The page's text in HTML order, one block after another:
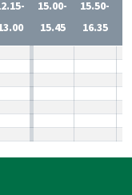
15.00-
15.45
15.50-
16.35